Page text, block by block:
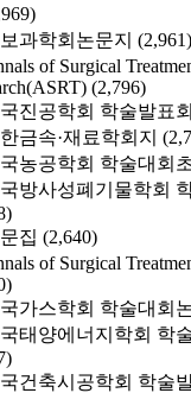
과학회논문지 (2,961)
of Surgical
(2,796)
진공학회 학술발표
금속·재료학회지
농공학회 학술대회
방사성폐기물학회
집 (2,640)
of Surgical
가스학회 학술대회
태양에너지학회 학
건축시공학회 학술